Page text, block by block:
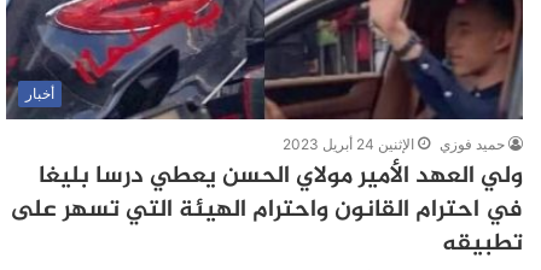
أخبار
حميد فوزي الإثنين 24 أبريل 2023
ولي العهد الأمير مولاي الحسن يعطي درسا بليغا
في احترام القانون واحترام الهيئة التي تسهر على
تطبيقه